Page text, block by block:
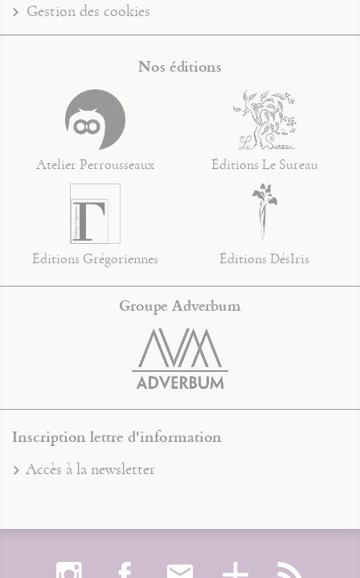
Gestion des cookies
Nos éditions
Atelier Perrousseaux Éditions Le Sureau
Éditions Grégoriennes Éditions DésIris
Groupe Adverbum
Inscription lettre d'information
Accès à la newsletter